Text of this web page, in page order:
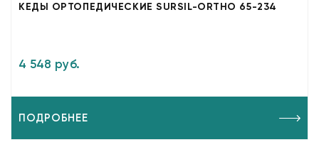
КЕДЫ ОРТОПЕДИЧЕСКИЕ SURSIL-ORTHO 65-234
4 548 руб.
ПОДРОБНЕЕ